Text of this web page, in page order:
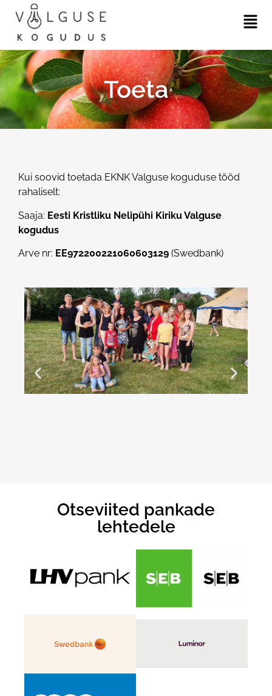
Toeta
Kui soovid toetada EKNK Valguse koguduse tööd
rahaliselt:
Saaja: Eesti Kristliku Nelipühi Kiriku Valguse
kogudus
Arve nr: EE972200221060603129 (Swedbank)
Otseviited pankade
lehtedele